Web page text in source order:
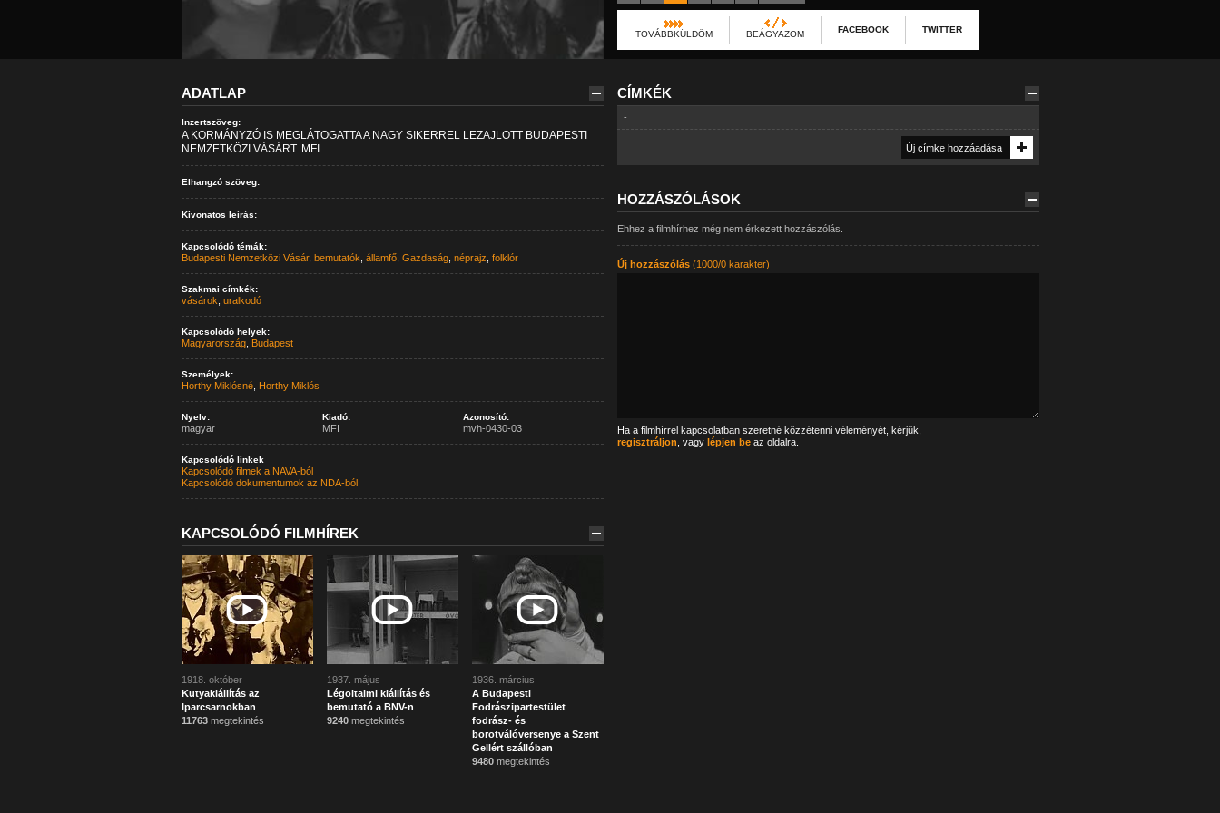
TOVÁBBKÜLDÖM BEÁGYAZOM FACEBOOK TWITTER
ADATLAP
Inzertszöveg:
A KORMÁNYZÓ IS MEGLÁTOGATTA A NAGY SIKERREL LEZAJLOTT BUDAPESTI
NEMZETKÖZI VÁSÁRT. MFI
Elhangzó szöveg:
Kivonatos leírás:
Kapcsolódó témák:
Budapesti Nemzetközi Vásár, bemutatók államfő, Gazdaság, néprajz folklór
Szakmai címkék:
vásárok uralkodó
Kapcsolódó helyek:
Magyarország, Budapest
Személyek:
Horthy Miklósné, Horthy Miklós
Nyelv:
magyar
Kiadó:
MFI
Azonosító:
mvh-0430-03
Kapcsolódó linkek
Kapcsolódó filmek a NAVA-ból
Kapcsolódó dokumentumok az NDA-ból
KAPCSOLÓDÓ FILMHÍREK
1918. október
Kutyakiállítás az
Iparcsarnokban
11763megtekintés
1937. május
Légoltalmi kiállítás és
bemutató a BNV-n
9240megtekintés
1936. március
A Budapesti
Fodrászipartestület
fodrász- és
borotválóversenye a Szent
Gellért szállóban
9480megtekintés
CÍMKÉK
-
HOZZÁSZÓLÁSOK
Ehhez a filmhírhez még nem érkezett hozzászólás.
Új hozzászólás(1000/0 karakter)
Ha a filmhírrel kapcsolatban szeretné közzétenni véleményét, kérjük,
regisztráljon , vagy lépjen beaz oldalra.